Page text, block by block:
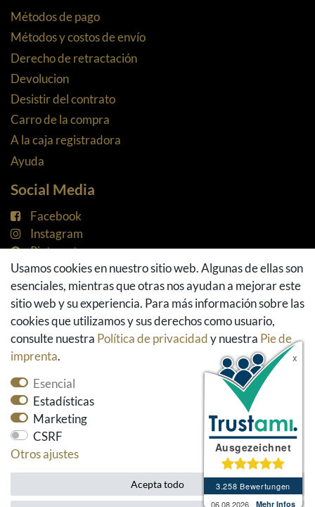
Métodos de pago
Métodos y costos de envío
Derecho de retractación
Devolucion
Desistir del contrato
Carro de la compra
A la caja registradora
Ayuda
Social Media
Facebook
Instagram
Pinterest
Youtube
Houzz
* Todos los precios incluyen el impuesto sobre el
valor añadido y excluyen los gastos de envío.
Usamos cookies en nuestro sitio web. Algunas de ellas son
esenciales, mientras que otras nos ayudan a mejorar este
sitio web y su experiencia. Para más información sobre las
cookies que utilizamos y sus derechos como usuario,
consulte nuestra Política de privacidady nuestra Pie de
imprenta.
Esencial
Estadísticas
Marketing
CSRF
Otros ajustes
Acepta todo